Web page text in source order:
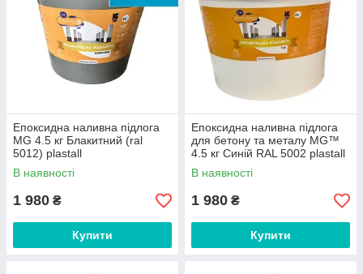
Епоксидна наливна підлога
MG 4.5 кг Блакитний (ral
5012) plastall
В наявності
1 980 ₴
Купити
Епоксидна наливна підлога
для бетону та металу MG™
4.5 кг Синій RAL 5002 plastall
В наявності
1 980 ₴
Купити